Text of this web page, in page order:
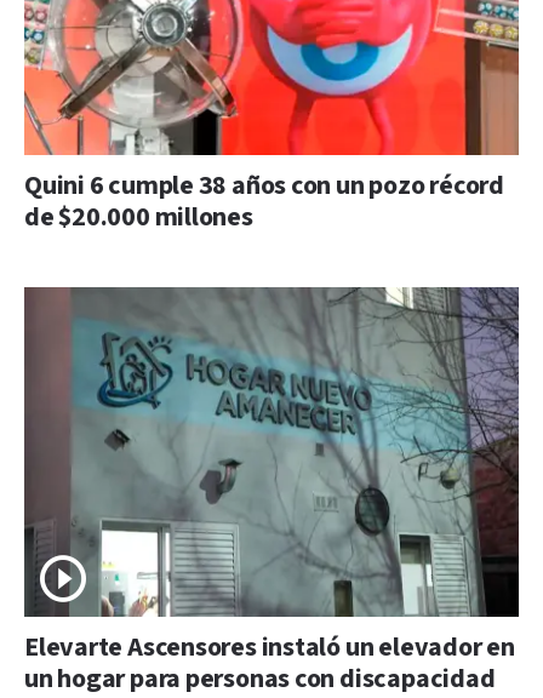
Quini 6 cumple 38 años con un pozo récord
de $20.000 millones
Elevarte Ascensores instaló un elevador en
un hogar para personas con discapacidad